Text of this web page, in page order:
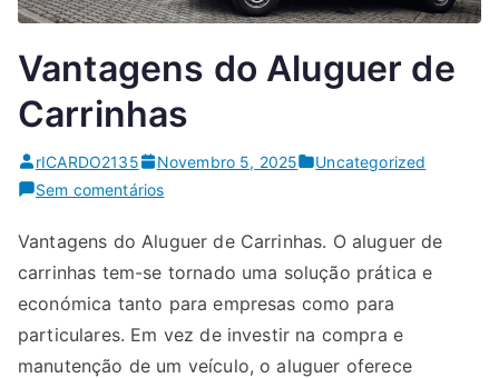
Vantagens do Aluguer de
Carrinhas
rICARDO2135 Novembro 5, 2025
Uncategorized
Sem comentáriosem
do
Aluguer
de
Carrinhas
Vantagens do Aluguer de Carrinhas. O aluguer de
carrinhas tem-se tornado uma solução prática e
económica tanto para empresas como para
particulares. Em vez de investir na compra e
manutenção de um veículo, o aluguer oferece